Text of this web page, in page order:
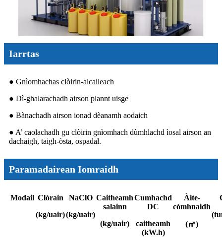
Iarrtas
● Gnìomhachas clòirin-alcaileach
● Dì-ghalarachadh airson plannt uisge
● Bànachadh airson ionad dèanamh aodaich
● A’ caolachadh gu clòirin gnìomhach dùmhlachd ìosal airson an
dachaigh, taigh-òsta, ospadal.
Paramadairean Iomraidh
Modail Clòrain
(kg/uair)
NaClO
(kg/uair)
Caitheamh
salainn
(kg/uair)
Cumhachd
DC
caitheamh
(kW.h)
Àite-
còmhnaidh
(㎡)